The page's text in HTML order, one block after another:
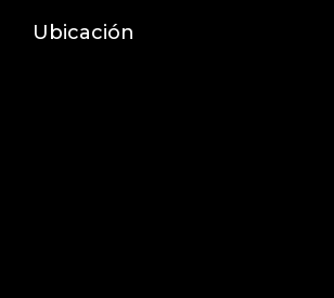
Ubicación